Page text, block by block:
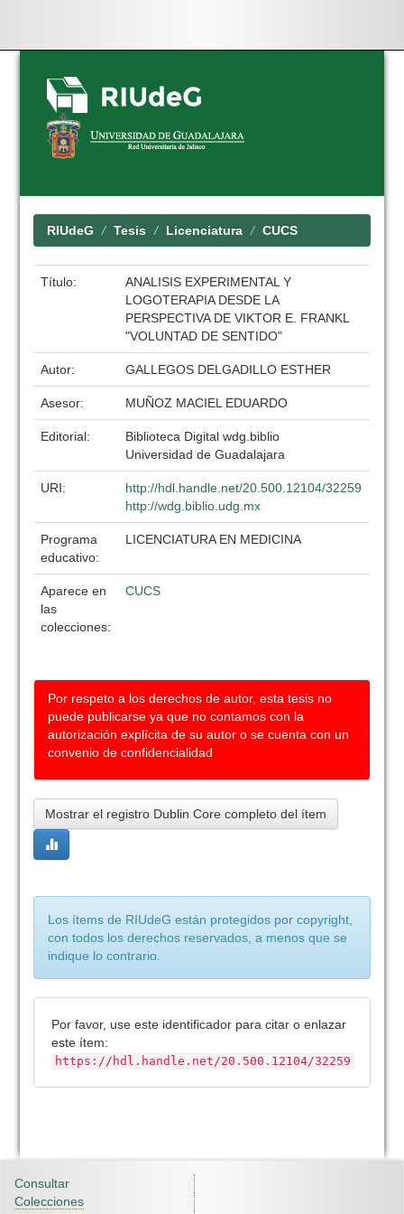
Skip
navigation
RIUdeG Tesis Licenciatura CUCS
Título:
ANALISIS EXPERIMENTAL Y
LOGOTERAPIA DESDE LA
PERSPECTIVA DE VIKTOR E. FRANKL
"VOLUNTAD DE SENTIDO"
Autor: GALLEGOS DELGADILLO ESTHER
Asesor: MUÑOZ MACIEL EDUARDO
Editorial:
Biblioteca Digital wdg.biblio
Universidad de Guadalajara
URI:
http://hdl.handle.net/20.500.12104/32259
http://wdg.biblio.udg.mx
Programa
educativo:
LICENCIATURA EN MEDICINA
Aparece en
las
colecciones:
CUCS
Por respeto a los derechos de autor, esta tesis no
puede publicarse ya que no contamos con la
autorización explícita de su autor o se cuenta con un
convenio de confidencialidad
Mostrar el registro Dublin Core completo del ítem
Los ítems de RIUdeG están protegidos por copyright,
con todos los derechos reservados, a menos que se
indique lo contrario.
Por favor, use este identificador para citar o enlazar
este ítem:
https://hdl.handle.net/20.500.12104/32259
Consultar
Colecciones